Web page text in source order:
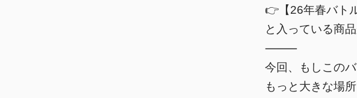
👉【26年春バト
と入っている商
⸻
今回、もしこの
もっと大きな場所